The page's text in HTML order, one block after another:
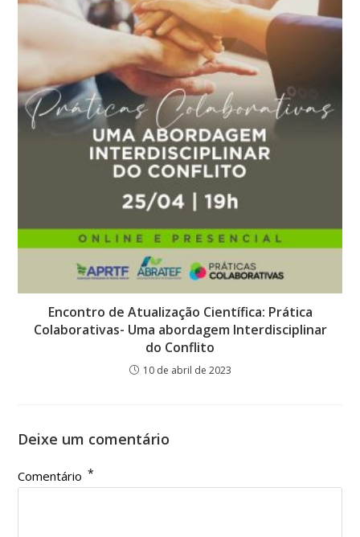
Encontro de Atualização Científica: Prática
Colaborativas- Uma abordagem Interdisciplinar
do Conflito
10 de abril de 2023
Deixe um comentário
Comentário *